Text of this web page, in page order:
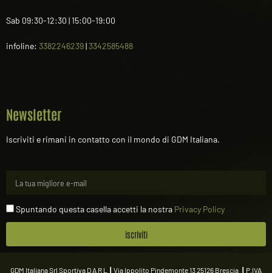
Sab 09:30-12:30 | 15:00-19:00
infoline: 3382246239|3342585488
Newsletter
Iscriviti e rimani in contatto con il mondo di GDM Italiana.
Spuntando questa casella accetti la nostra Privacy Policy
iscriviti
GDM Italiana Srl Sportiva D A R L Via Ippolito Pindemonte 13 25126 Brescia P.IVA